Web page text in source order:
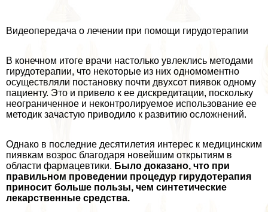
Видеопередача о лечении при помощи гирудотерапии
В конечном итоге врачи настолько увлеклись методами
гирудотерапии, что некоторые из них одномоментно
осуществляли постановку почти двухсот пиявок одному
пациенту. Это и привело к ее дискредитации, поскольку
неограниченное и неконтролируемое использование ее
методик зачастую приводило к развитию осложнений.
Однако в последние десятилетия интерес к медицинским
пиявкам возрос благодаря новейшим открытиям в
области фармацевтики. Было доказано, что при
правильном проведении процедур гирудотерапия
приносит больше пользы, чем синтетические
лекарственные средства.